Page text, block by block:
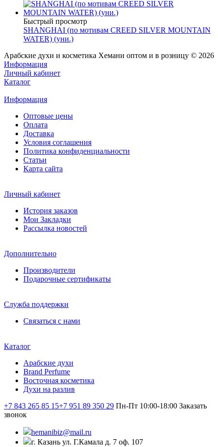
Быстрый просмотр
SHANGHAI (по мотивам CREED SILVER MOUNTAIN
WATER) (уни.)
Арабские духи и косметика Хемани оптом и в розницу © 2026
Информация
Личный кабинет
Каталог
Информация
Оптовые цены
Оплата
Доставка
Условия соглашения
Политика конфиденциальности
Статьи
Карта сайта
Личный кабинет
История заказов
Мои Закладки
Рассылка новостей
Дополнительно
Производители
Подарочные сертификаты
Служба поддержки
Связаться с нами
Каталог
Арабские духи
Brand Perfume
Восточная косметика
Духи на разлив
+7 843 265 85 15+7 951 89 350 29 Пн-Пт 10:00-18:00 Заказать
звонок
hemanibiz@mail.ru
г. Казань ул. Г.Камала д. 7 оф. 107